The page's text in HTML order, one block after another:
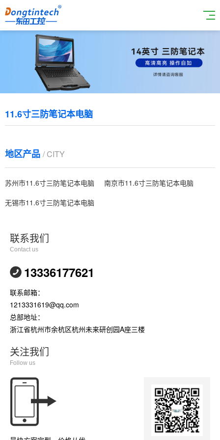
11.6寸三防笔记本电脑
地区产品 / CITY
苏州市11.6寸三防笔记本电脑
南京市11.6寸三防笔记本电脑
无锡市11.6寸三防笔记本电脑
联系我们
Contact us
13336177621
联系邮箱：
1213331619@qq.com
总部地址：
浙江省杭州市余杭区杭州未来研创园A座三楼
关注我们
Follow us